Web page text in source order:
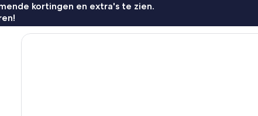
kortingen en extra's te zien.